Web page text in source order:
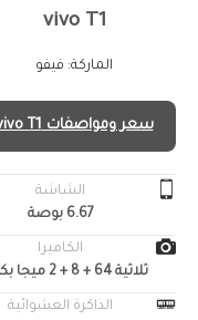
vivo T1
الماركة: فيفو
سعر ومواصفات vivo T1
الشاشة
6.67 بوصة
الكاميرا
ثلاثية 64 + 8 + 2 ميجا بكسل
الذاكرة العشوائية